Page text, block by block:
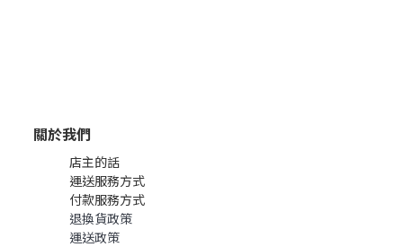
關於我們
店主的話
運送服務方式
付款服務方式
退換貨政策
運送政策